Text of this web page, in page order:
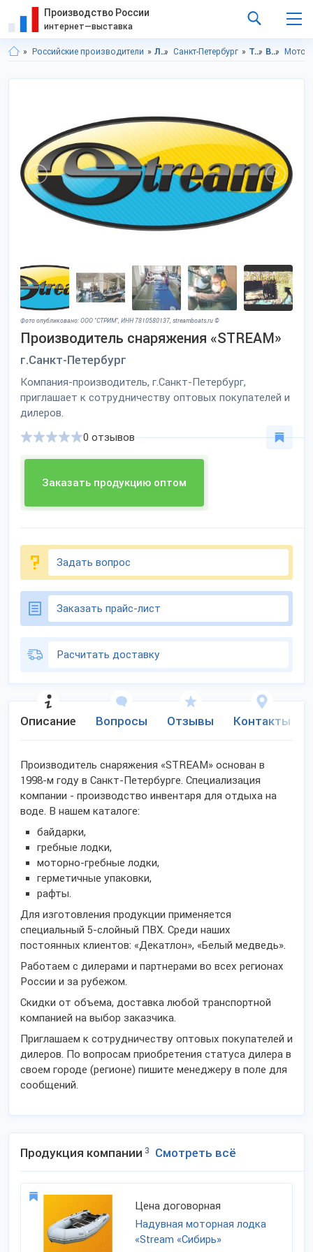
Производство России
интернет—выставка
Российские производители Ленинградская область Санкт-Петербург Транспорт, техника, запчасти Водный транспорт
Фото опубликовано: ООО "СТРИМ", ИНН 7810580137, streamboats.ru ©
Производитель снаряжения «STREAM»
г.Санкт-Петербург
Компания-производитель, г.Санкт-Петербург,
приглашает к сотрудничеству оптовых покупателей и
дилеров.
Заказать продукцию оптом
0 отзывов
Задать вопрос
Заказать прайс-лист
Расчитать доставку
Описание Вопросы Отзывы Контакты
Производитель снаряжения «STREAM» основан в
1998-м году в Санкт-Петербурге. Специализация
компании - производство инвентаря для отдыха на
воде. В нашем каталоге:
байдарки,
гребные лодки,
моторно-гребные лодки,
герметичные упаковки,
рафты.
Для изготовления продукции применяется
специальный 5-слойный ПВХ. Среди наших
постоянных клиентов: «Декатлон», «Белый медведь».
Работаем с дилерами и партнерами во всех регионах
России и за рубежом.
Скидки от объема, доставка любой транспортной
компанией на выбор заказчика.
Приглашаем к сотрудничеству оптовых покупателей и
дилеров. По вопросам приобретения статуса дилера в
своем городе (регионе) пишите менеджеру в поле для
сообщений.
Продукция компании 3 Смотреть всё
Цена договорная
Надувная моторная лодка
«Stream «Сибирь»